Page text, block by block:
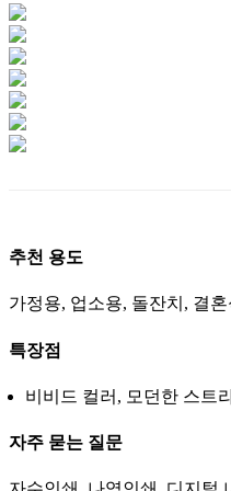
추천 용도
가정용, 업소용, 돌잔치, 결
특장점
비비드 컬러, 모던한 스트
자주 묻는 질문